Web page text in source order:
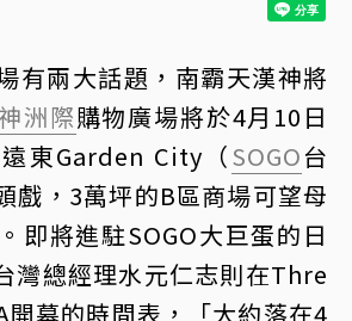
有兩大話題，南霸天漢神將
洲際購物廣場將於4月10日
東Garden City（SOGO台
戲，3萬坪的B區商場可望母
即將進駐SOGO大巨蛋的日
灣總經理水元仁志則在Thre
幕的時間表，「大約落在4